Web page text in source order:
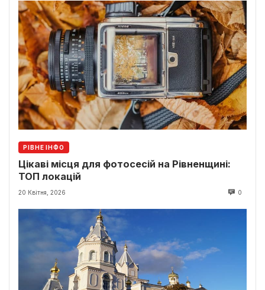
РІВНЕ ІНФО
Цікаві місця для фотосесій на Рівненщині:
ТОП локацій
20 Квітня, 2026 0